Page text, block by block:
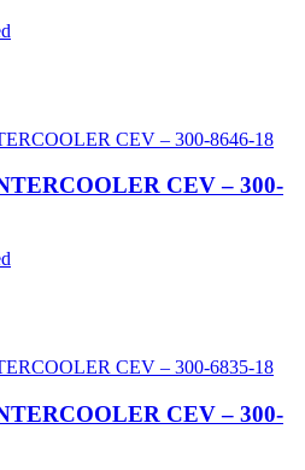
CEV – 300-
CEV – 300-